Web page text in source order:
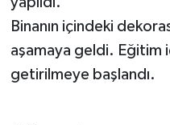
Binanın içindeki
aşamaya geldi. Eğitim
getirilmeye başlandı.